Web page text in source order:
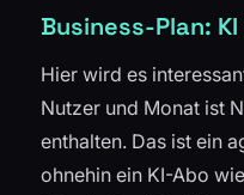
Business-Plan:
Hier wird es
Nutzer und Monat ist
enthalten. Das ist ein
ohnehin ein KI-Abo